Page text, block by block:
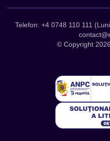
Telefon: +4 0748 110 111
© Copyright